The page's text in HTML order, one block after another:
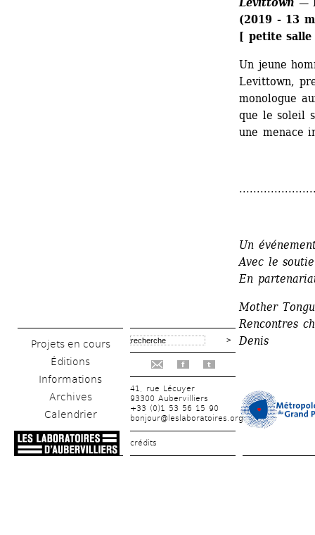
Projets en cours
Éditions
Informations
Archives
Calendrier
f t
41, rue Lécuyer
93300 Aubervilliers
+33 (0)1 53 56 15 90
bonjour@leslaboratoires.org
crédits
(2019 - 13
[ petite salle
Un jeune
Levittown,
monologue
que le soleil
une menace
Un
Avec le
En
Mother
Rencontres
Denis